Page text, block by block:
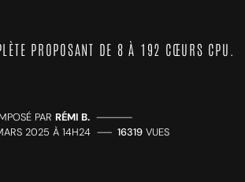
PROPOSANT DE 8 À 192 CŒURS CPU.
PAR RÉMI B. —————
2025 À 14H24 —— 16319 VUES